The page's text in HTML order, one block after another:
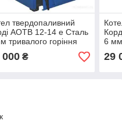
твердопаливний
АОТВ 12-14 е Сталь
тривалого горіння
000₴
6 мм
29